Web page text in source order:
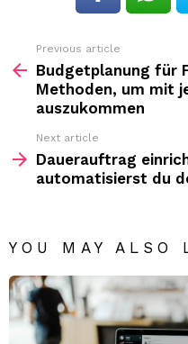
more
Previous article
Budgetplanung für
Methoden, um mit
auszukommen
Next article
Dauerauftrag
automatisierst du
YOU MAY ALSO